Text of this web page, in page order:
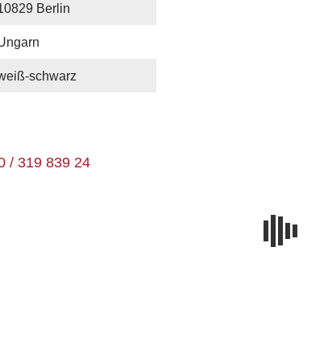
Berlin
schwarz
/ 319 839 24